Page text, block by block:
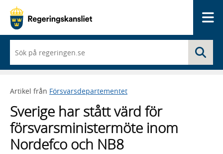
du
börjar
skriva
framträder
lista
med
sökförslag
Artikel från Försvarsdepartementet
Sverige har stått värd för
försvarsministermöte inom
Nordefco och NB8